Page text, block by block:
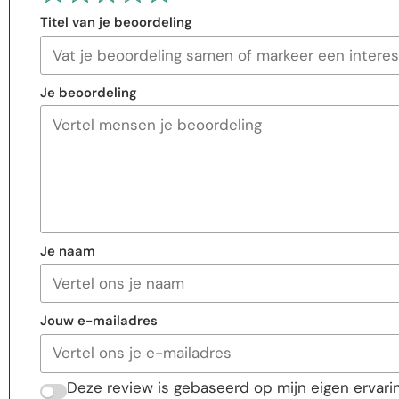
Titel van je beoordeling
Je beoordeling
Je naam
Jouw e-mailadres
Deze review is gebaseerd op mijn eigen